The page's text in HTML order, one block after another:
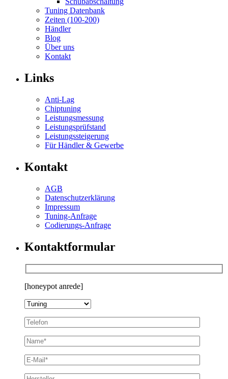
Tuning Datenbank
Zeiten (100-200)
Händler
Blog
Über uns
Kontakt
Links
Anti-Lag
Chiptuning
Leistungsmessung
Leistungsprüfstand
Leistungssteigerung
Für Händler & Gewerbe
Kontakt
AGB
Datenschutzerklärung
Impressum
Tuning-Anfrage
Codierungs-Anfrage
Kontaktformular
[honeypot anrede]